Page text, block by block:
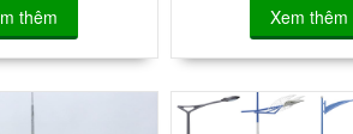
thêm Xem thêm